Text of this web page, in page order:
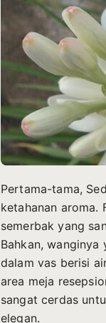
Pertama-tama,
ketahanan aroma.
semerbak yang
Bahkan,
dalam vas berisi
area meja
sangat cerdas
elegan.